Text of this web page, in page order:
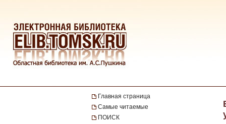
Главная страница
Самые читаемые
ПОИСК